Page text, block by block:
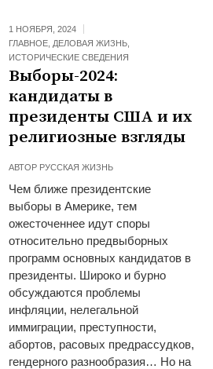
1 НОЯБРЯ, 2024
ГЛАВНОЕ ДЕЛОВАЯ ЖИЗНЬ
ИСТОРИЧЕСКИЕ СВЕДЕНИЯ
Выборы-2024:
кандидаты в
президенты США и их
религиозные взгляды
АВТОР РУССКАЯ ЖИЗНЬ
Чем ближе президентские
выборы в Америке, тем
ожесточеннее идут споры
относительно предвыборных
программ основных кандидатов в
президенты. Широко и бурно
обсуждаются проблемы
инфляции, нелегальной
иммиграции, преступности,
абортов, расовых предрассудков,
гендерного разнообразия… Но на